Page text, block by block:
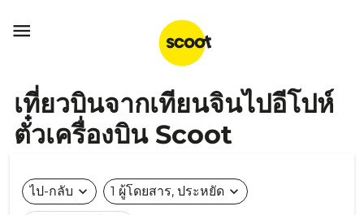

เที่ยวบินจากเทียนจินไปอีโปห์
ตั๋วเครื่องบิน Scoot
ไป-กลับ expand_more 1 ผู้โดยสาร, ประหยัด expand_more